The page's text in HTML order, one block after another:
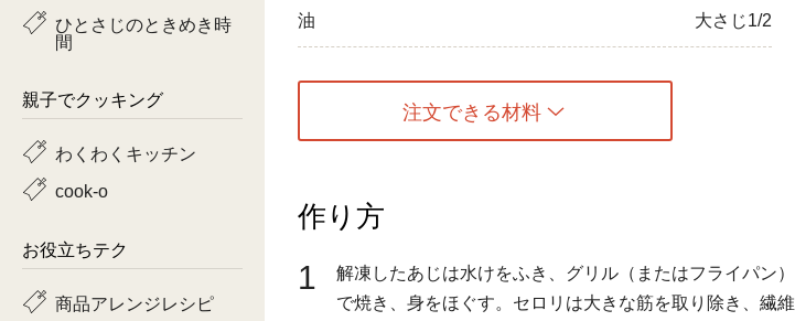
油 大さじ1/2
注文できる材料
作り方
1
解凍したあじは水けをふき、グリル（またはフライパン）
で焼き、身をほぐす。セロリは大きな筋を取り除き、繊維
ひとさじのときめき時
間
親子でクッキング
わくわくキッチン
cook-o
お役立ちテク
商品アレンジレシピ